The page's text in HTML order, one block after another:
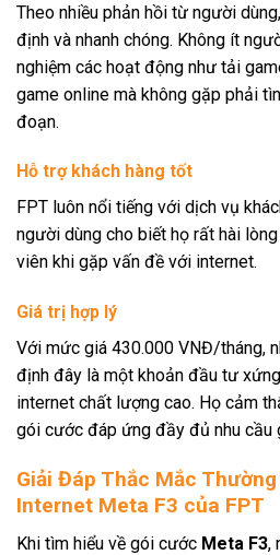
Theo nhiều phản hồi từ người
định và nhanh chóng. Không ít
nghiệm các hoạt động như tải
game online mà không gặp phải
đoạn.
Hỗ trợ khách hàng tốt
FPT luôn nổi tiếng với dịch vụ
người dùng cho biết họ rất hài
viên khi gặp vấn đề với internet.
Giá trị hợp lý
Với mức giá 430.000 VNĐ/tháng,
định đây là một khoản đầu tư
internet chất lượng cao. Họ cảm
gói cước đáp ứng đầy đủ nhu cầu
Giải Đáp Thắc Mắc
Internet Meta F3 của FPT
Khi tìm hiểu về gói cước Meta F3,